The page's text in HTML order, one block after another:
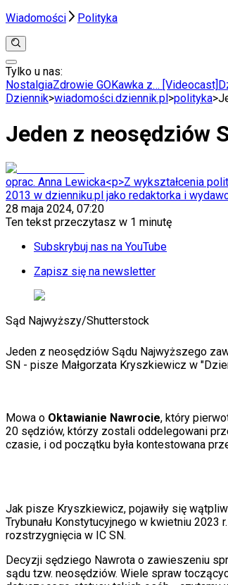
Wiadomości
Polityka
Anuluj
Wiadomości
Kraj
Nauka
Aktualności
Emerytury
Finanse
Praca
Podatki
Twoje finanse
Finanse
KSEF
Automotive
Drogi
Na wakacje
Testy
Życie gwiazd
Aktualności
Aktualności
Matura
Kobieta
Moda
Uroda
Tylko u nas:
NostalgiaZdrowie GOKawka z… [Videocast]
Dziennik>wiadomości.dziennik.pl >polityka>
Jeden z neosędziów
oprac. Anna Lewicka<p>Z wykształcenia
2013 w dzienniku.pl jako redaktorka i
28 maja 2024, 07:20
Ten tekst przeczytasz w 1 minutę
Subskrybuj nas na YouTube
Zapisz się na newsletter
Sąd Najwyższy/Shutterstock
Jeden z neosędziów Sądu Najwyższego
SN - pisze Małgorzata Kryszkiewicz w
Mowa o Oktawianie Nawrocie, który
20 sędziów, którzy zostali oddelegowani
czasie, i od początku była kontestowana
Jak pisze Kryszkiewicz, pojawiły się
Trybunału Konstytucyjnego w kwietniu 2023
rozstrzygnięcia w IC SN.
Decyzji sędziego Nawrota o zawieszeniu
sądu tzw. neosędziów. Wiele spraw